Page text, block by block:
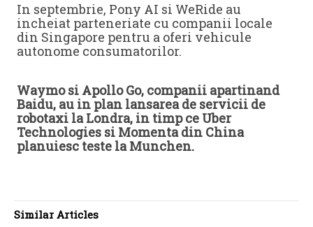
In septembrie, Pony AI si WeRide au
incheiat parteneriate cu companii locale
din Singapore pentru a oferi vehicule
autonome consumatorilor.
Waymo si Apollo Go, companii apartinand
Baidu, au in plan lansarea de servicii de
robotaxi la Londra, in timp ce Uber
Technologies si Momenta din China
planuiesc teste la Munchen.
Similar Articles